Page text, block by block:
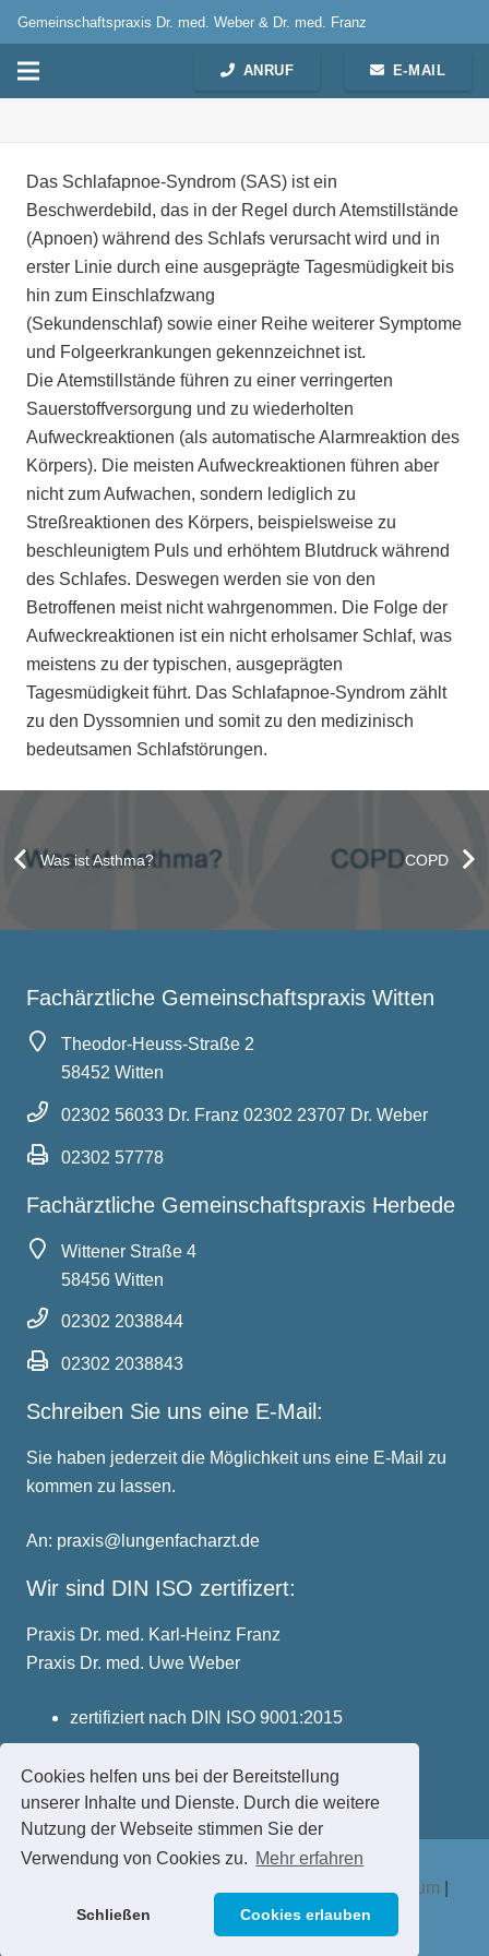
Cookies helfen uns bei der Bereitstellung
unserer Inhalte und Dienste. Durch die weitere
Nutzung der Webseite stimmen Sie der
Verwendung von Cookies zu. Mehr erfahren
Schließen Cookies erlauben
Gemeinschaftspraxis Dr. med. Weber & Dr. med. Franz
ANRUF E-MAIL
Das Schlafapnoe-Syndrom (SAS) ist ein
Beschwerdebild, das in der Regel durch Atemstillstände
(Apnoen) während des Schlafs verursacht wird und in
erster Linie durch eine ausgeprägte Tagesmüdigkeit bis
hin zum Einschlafzwang
(Sekundenschlaf) sowie einer Reihe weiterer Symptome
und Folgeerkrankungen gekennzeichnet ist.
Die Atemstillstände führen zu einer verringerten
Sauerstoffversorgung und zu wiederholten
Aufweckreaktionen (als automatische Alarmreaktion des
Körpers). Die meisten Aufweckreaktionen führen aber
nicht zum Aufwachen, sondern lediglich zu
Streßreaktionen des Körpers, beispielsweise zu
beschleunigtem Puls und erhöhtem Blutdruck während
des Schlafes. Deswegen werden sie von den
Betroffenen meist nicht wahrgenommen. Die Folge der
Aufweckreaktionen ist ein nicht erholsamer Schlaf, was
meistens zu der typischen, ausgeprägten
Tagesmüdigkeit führt. Das Schlafapnoe-Syndrom zählt
zu den Dyssomnien und somit zu den medizinisch
bedeutsamen Schlafstörungen.
Was ist Asthma? COPD
Fachärztliche Gemeinschaftspraxis Witten
Theodor-Heuss-Straße 2
58452 Witten
02302 56033 Dr. Franz 02302 23707 Dr. Weber
02302 57778
Fachärztliche Gemeinschaftspraxis Herbede
Wittener Straße 4
58456 Witten
02302 2038844
02302 2038843
Schreiben Sie uns eine E-Mail:
Sie haben jederzeit die Möglichkeit uns eine E-Mail zu
kommen zu lassen.
An: praxis@lungenfacharzt.de
Wir sind DIN ISO zertifizert:
Praxis Dr. med. Karl-Heinz Franz
Praxis Dr. med. Uwe Weber
zertifiziert nach DIN ISO 9001:2015
Impressum
Datenschutzerklärung|Haftungsauschluss